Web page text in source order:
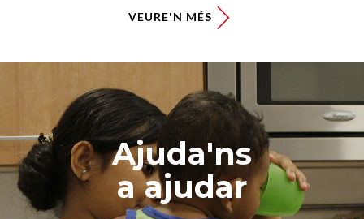
VEURE'N MÉS
Ajuda'ns
a ajudar